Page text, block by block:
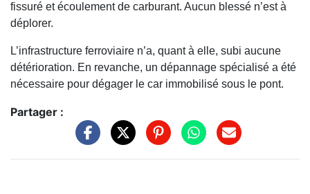
fissuré et écoulement de carburant. Aucun blessé n’est à
déplorer.
L’infrastructure ferroviaire n’a, quant à elle, subi aucune
détérioration. En revanche, un dépannage spécialisé a été
nécessaire pour dégager le car immobilisé sous le pont.
Partager :